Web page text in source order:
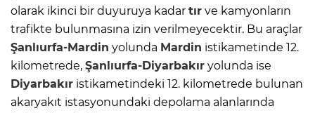
olarak ikinci bir duyuruya kadar tır ve kamyonların
trafikte bulunmasına izin verilmeyecektir. Bu araçlar
Şanlıurfa-Mardin yolunda Mardin istikametinde 12.
kilometrede, Şanlıurfa-Diyarbakır yolunda ise
Diyarbakır istikametindeki 12. kilometrede bulunan
akaryakıt istasyonundaki depolama alanlarında